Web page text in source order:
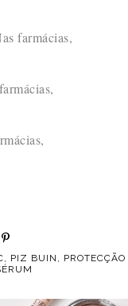
farmácias,
PIZ BUIN
PROTECÇÃO